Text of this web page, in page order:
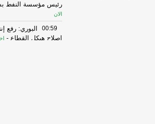
رئيس مؤسسة النفط
الان
00:59
البوري: رفع
إصلاح هيكل القطاع -